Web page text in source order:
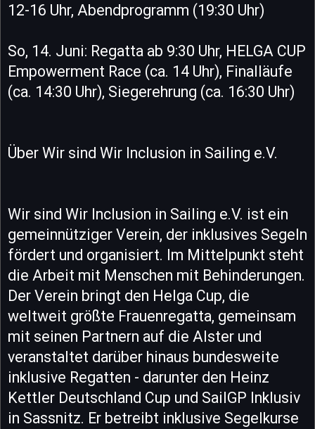
12-16 Uhr, Abendprogramm (19:30 Uhr)
So, 14. Juni: Regatta ab 9:30 Uhr, HELGA CUP
Empowerment Race (ca. 14 Uhr), Finalläufe
(ca. 14:30 Uhr), Siegerehrung (ca. 16:30 Uhr)
Über Wir sind Wir Inclusion in Sailing e.V.
Wir sind Wir Inclusion in Sailing e.V. ist ein
gemeinnütziger Verein, der inklusives Segeln
fördert und organisiert. Im Mittelpunkt steht
die Arbeit mit Menschen mit Behinderungen.
Der Verein bringt den Helga Cup, die
weltweit größte Frauenregatta, gemeinsam
mit seinen Partnern auf die Alster und
veranstaltet darüber hinaus bundesweite
inklusive Regatten - darunter den Heinz
Kettler Deutschland Cup und SailGP Inklusiv
in Sassnitz. Er betreibt inklusive Segelkurse